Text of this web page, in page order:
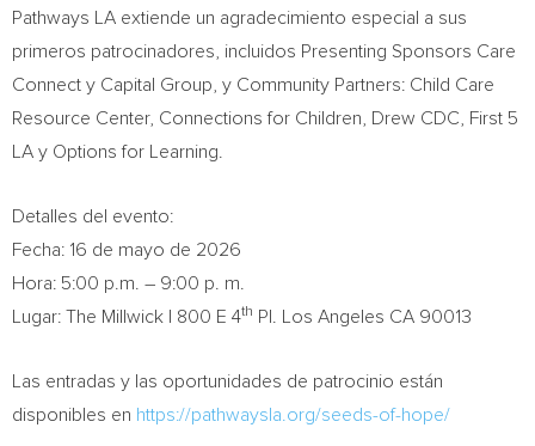
Pathways LA extiende un agradecimiento especial a sus
primeros patrocinadores, incluidos Presenting Sponsors Care
Connect y Capital Group, y Community Partners: Child Care
Resource Center, Connections for Children, Drew CDC, First 5
LA y Options for Learning.
Detalles del evento:
Fecha: 16 de mayo de 2026
Hora: 5:00 p.m. – 9:00 p. m.
Lugar: The Millwick | 800 E 4th Pl. Los Angeles CA 90013
Las entradas y las oportunidades de patrocinio están
disponibles en https://pathwaysla.org/seeds-of-hope/